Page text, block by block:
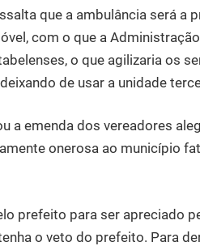
que a ambulância será a
com o que a
o que agilizaria os
de usar a unidade
a emenda dos vereadores
onerosa ao município
prefeito para ser apreciado
o veto do prefeito. Para